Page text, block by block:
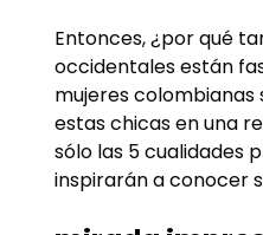
Entonces, ¿por qué
occidentales están
mujeres
estas chicas en una
sólo las 5 cualidades
inspirarán a conocer